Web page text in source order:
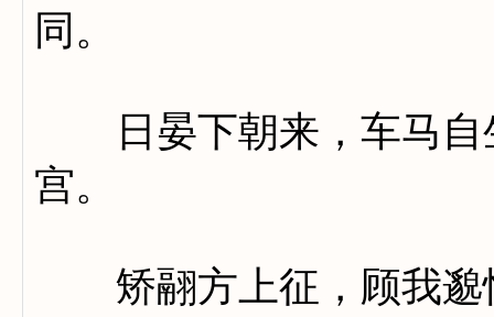
同。
日晏下朝来，车马自
宫。
矫翮方上征，顾我邈